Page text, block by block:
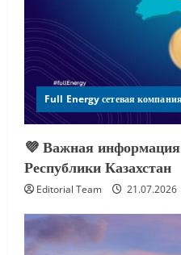
Full Energy сетевая компания
💜 Важная
Республики Казахстан
Editorial Team 21.07.2026